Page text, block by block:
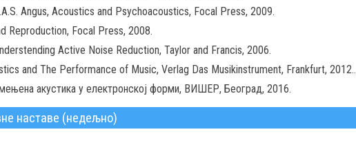
Angus, Acoustics and Psychoacoustics, Focal Press, 2009.
Reproduction, Focal Press, 2008.
Active Noise Reduction, Taylor and Francis, 2006.
and The Performance of Music, Verlag Das Musikinstrument, Frankfurt, 2012..
акустика у електронској форми, ВИШЕР, Београд, 2016.
наставе (недељно)